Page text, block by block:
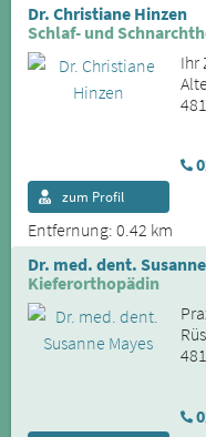
Dr. Christiane Hinzen
Schlaf- und
Ihr
Entfernung: 0.42 km
zum Profil
Dr. med. dent.
Kieferorthopädin